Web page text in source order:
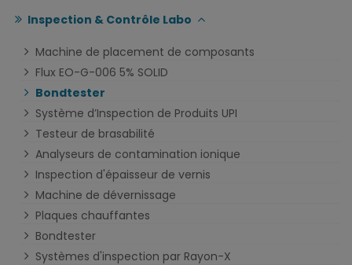
Inspection & Contrôle Labo
Machine de placement de composants
Flux EO-G-006 5% SOLID
Bondtester
Système d’Inspection de Produits UPI
Testeur de brasabilité
Analyseurs de contamination ionique
Inspection d'épaisseur de vernis
Machine de dévernissage
Plaques chauffantes
Bondtester
Systèmes d'inspection par Rayon-X